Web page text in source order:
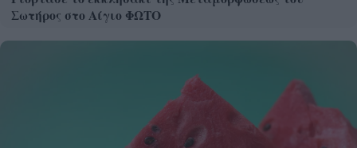
Σωτήρος στο Αίγιο ΦΩΤΟ